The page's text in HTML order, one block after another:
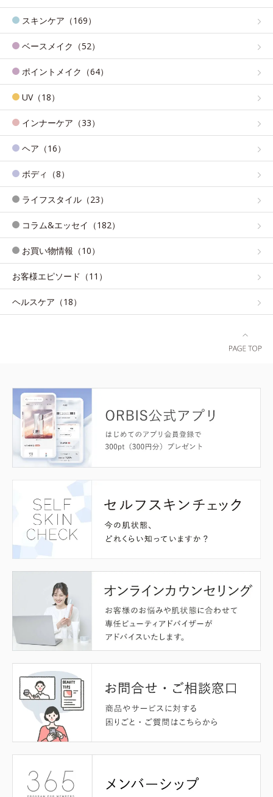
スキンケア（169）
ベースメイク（52）
ポイントメイク（64）
UV（18）
インナーケア（33）
ヘア（16）
ボディ（8）
ライフスタイル（23）
コラム&エッセイ（182）
お買い物情報（10）
お客様エピソード（11）
ヘルスケア（18）